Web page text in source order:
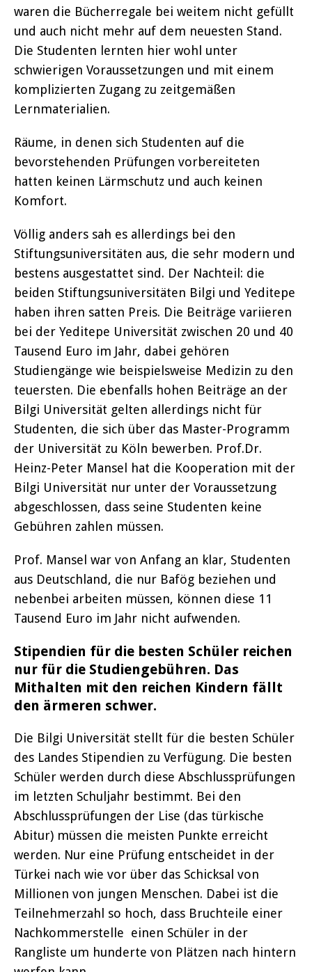
waren die Bücherregale bei weitem nicht gefüllt
und auch nicht mehr auf dem neuesten Stand.
Die Studenten lernten hier wohl unter
schwierigen Voraussetzungen und mit einem
komplizierten Zugang zu zeitgemäßen
Lernmaterialien.
Räume, in denen sich Studenten auf die
bevorstehenden Prüfungen vorbereiteten
hatten keinen Lärmschutz und auch keinen
Komfort.
Völlig anders sah es allerdings bei den
Stiftungsuniversitäten aus, die sehr modern und
bestens ausgestattet sind. Der Nachteil: die
beiden Stiftungsuniversitäten Bilgi und Yeditepe
haben ihren satten Preis. Die Beiträge variieren
bei der Yeditepe Universität zwischen 20 und 40
Tausend Euro im Jahr, dabei gehören
Studiengänge wie beispielsweise Medizin zu den
teuersten. Die ebenfalls hohen Beiträge an der
Bilgi Universität gelten allerdings nicht für
Studenten, die sich über das Master-Programm
der Universität zu Köln bewerben. Prof.Dr.
Heinz-Peter Mansel hat die Kooperation mit der
Bilgi Universität nur unter der Voraussetzung
abgeschlossen, dass seine Studenten keine
Gebühren zahlen müssen.
Prof. Mansel war von Anfang an klar, Studenten
aus Deutschland, die nur Bafög beziehen und
nebenbei arbeiten müssen, können diese 11
Tausend Euro im Jahr nicht aufwenden.
Stipendien für die besten Schüler reichen
nur für die Studiengebühren. Das
Mithalten mit den reichen Kindern fällt
den ärmeren schwer.
Die Bilgi Universität stellt für die besten Schüler
des Landes Stipendien zu Verfügung. Die besten
Schüler werden durch diese Abschlussprüfungen
im letzten Schuljahr bestimmt. Bei den
Abschlussprüfungen der Lise (das türkische
Abitur) müssen die meisten Punkte erreicht
werden. Nur eine Prüfung entscheidet in der
Türkei nach wie vor über das Schicksal von
Millionen von jungen Menschen. Dabei ist die
Teilnehmerzahl so hoch, dass Bruchteile einer
Nachkommerstelle einen Schüler in der
Rangliste um hunderte von Plätzen nach hintern